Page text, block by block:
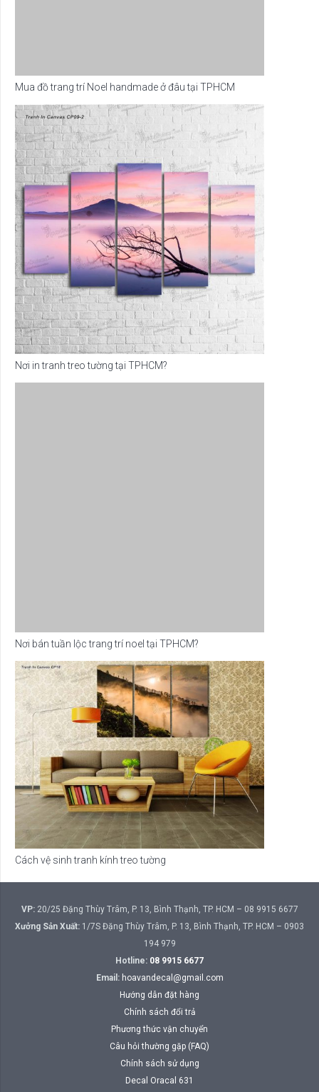
Mua đồ trang trí Noel handmade ở đâu tại TPHCM
Nơi in tranh treo tường tại TPHCM?
Cách vệ sinh tranh kính treo tường
VP:20/25 Đặng Thùy Trâm, P. 13, Bình Thạnh, TP. HCM – 08 9915 6677
Xưởng Sản Xuất:1/7S Đặng Thùy Trâm, P. 13, Bình Thạnh, TP. HCM – 0903
194 979
Hotline:
08 9915 6677
Phương thức vận chuyển
Câu hỏi thường gặp (FAQ)
Chính sách sử dụng
Decal Oracal 631
Decal gạch bông
Decal dán kính 2 mặt
Trang trí Noel
Trang trí Tết